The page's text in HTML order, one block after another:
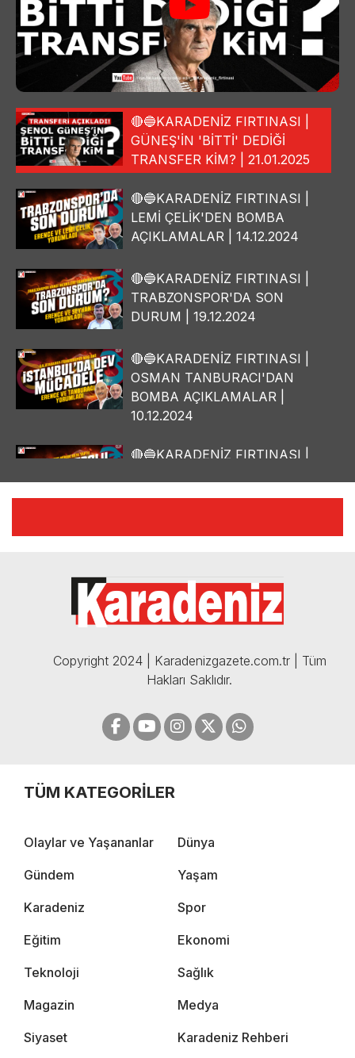
🔴🔵KARADENİZ FIRTINASI |
GÜNEŞ'İN 'BİTTİ' DEDİĞİ
TRANSFER KİM? | 21.01.2025
🔴🔵KARADENİZ FIRTINASI |
LEMİ ÇELİK'DEN BOMBA
AÇIKLAMALAR | 14.12.2024
🔴🔵KARADENİZ FIRTINASI |
TRABZONSPOR'DA SON
DURUM | 19.12.2024
🔴🔵KARADENİZ FIRTINASI |
OSMAN TANBURACI'DAN
BOMBA AÇIKLAMALAR |
10.12.2024
🔴🔵KARADENİZ FIRTINASI |
🔴🔵KARADENİZ FIRTINASI |
05.12.2024
Copyright 2024 | Karadenizgazete.com.tr | Tüm
Hakları Saklıdır.
TÜM KATEGORİLER
Olaylar ve Yaşananlar Dünya
Gündem Yaşam
Karadeniz Spor
Eğitim Ekonomi
Teknoloji Sağlık
Magazin Medya
Siyaset Karadeniz Rehberi